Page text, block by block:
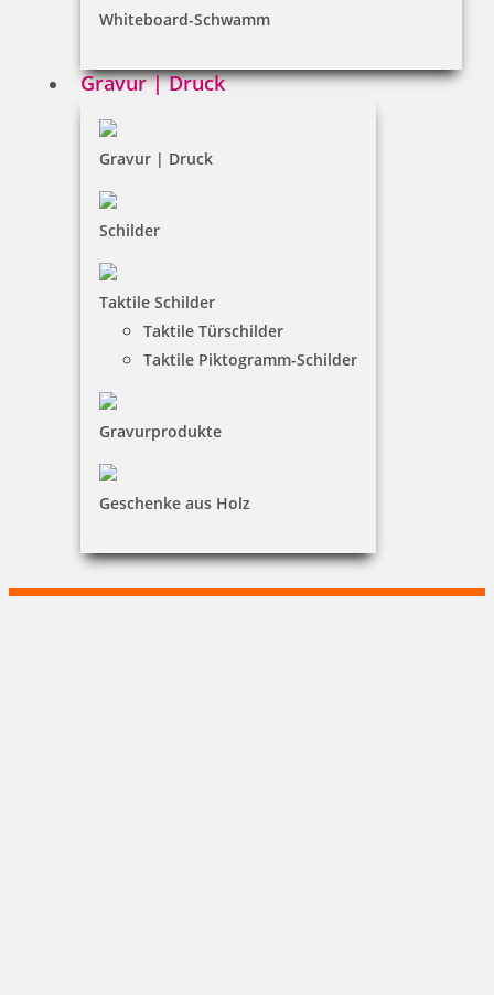
Whiteboard-Schwamm
Gravur | Druck
Gravur | Druck
Schilder
Taktile Schilder
Taktile Türschilder
Taktile Piktogramm-Schilder
Gravurprodukte
Geschenke aus Holz
Widerruf
Barrierefreiheit
Vertrag widerrufen
Mein Konto
KONTAKT
Kolibri GmbH
Michael Wunder
+49 9161 / 663388-2